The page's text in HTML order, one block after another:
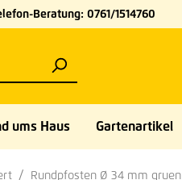
Beratung: 0761/1514760
ums Haus Gartenartikel
Rundpfosten Ø 34 mm gruen